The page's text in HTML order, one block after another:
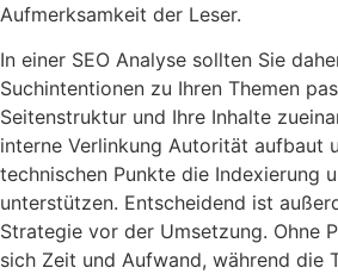
Aufmerksamkeit der Leser.
In einer SEO Analyse sollten Sie
Suchintentionen zu Ihren Themen
Seitenstruktur und Ihre Inhalte
interne Verlinkung Autorität aufbaut
technischen Punkte die Indexierung
unterstützen. Entscheidend ist
Strategie vor der Umsetzung. Ohne
sich Zeit und Aufwand, während die